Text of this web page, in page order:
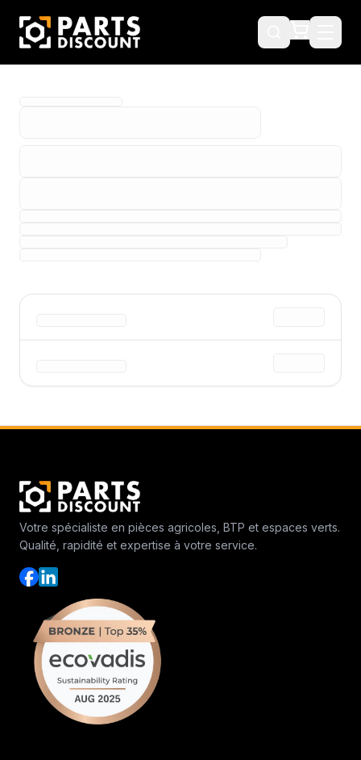
Votre spécialiste en pièces agricoles, BTP et espaces verts.
Qualité, rapidité et expertise à votre service.